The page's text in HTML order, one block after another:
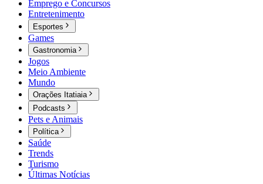
Emprego e Concursos
Entretenimento
Esportes
Games
Gastronomia
Jogos
Meio Ambiente
Mundo
Orações Itatiaia
Podcasts
Pets e Animais
Política
Saúde
Trends
Turismo
Últimas Notícias